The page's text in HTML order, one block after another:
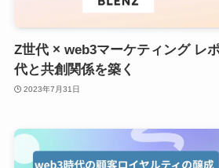
Z世代 × web3マーケティング レ
代と共創関係を築く
2023年7月31日